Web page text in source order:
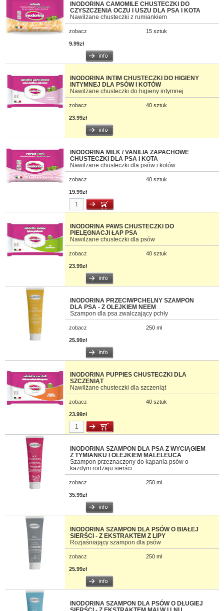
INODORINA CAMOMILE CHUSTECZKI DO
CZYSZCZENIA OCZU I USZU DLA PSA I KOTA
Nawilżane chusteczki z rumiankiem
zobacz 15 sztuk
9.99zł
INODORINA INTIM CHUSTECZKI DO HIGIENY
INTYMNEJ DLA PSÓW I KOTÓW
Nawilżane chusteczki do higieny intymnej
zobacz 40 sztuk
23.99zł
INODORINA MILK / VANILIA ZAPACHOWE
CHUSTECZKI DLA PSA I KOTA
Nawilżane chusteczki dla psów i kotów
zobacz 40 sztuk
19.99zł
INODORINA PAWS CHUSTECZKI DO
PIELĘGNACJI ŁAP PSA
Nawilżane chusteczki dla psów
zobacz 40 sztuk
23.99zł
INODORINA PRZECIWPCHELNY SZAMPON
DLA PSA - Z OLEJKIEM NEEM
Szampon dla psa zwalczający pchły
zobacz 250 ml
25.99zł
INODORINA PUPPIES CHUSTECZKI DLA
SZCZENIĄT
Nawilżane chusteczki dla szczeniąt
zobacz 40 sztuk
23.99zł
INODORINA SZAMPON DLA PSA Z WYCIĄGIEM
Z TYMIANKU I OLEJKIEM MALELEUCA
Szampon przeznaczony do kąpania psów o
każdym rodzaju sierści
zobacz 250 ml
35.99zł
INODORINA SZAMPON DLA PSÓW O BIAŁEJ
SIERŚCI - Z EKSTRAKTEM Z LIPY
Rozjaśniający szampon dla psów
zobacz 250 ml
25.99zł
INODORINA SZAMPON DLA PSÓW O DŁUGIEJ